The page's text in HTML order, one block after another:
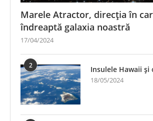
Marele Atractor, direcția în
îndreaptă galaxia noastră
17/04/2024
2 Insulele Hawaii
18/05/2024